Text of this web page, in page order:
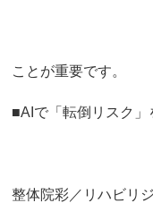
ことが重要です。
■AIで「転倒リスク」
整体院彩／リハビリ